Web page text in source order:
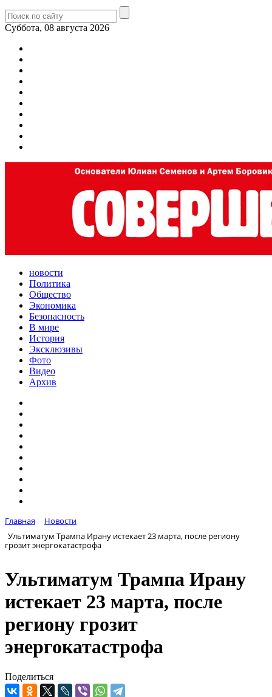
Суббота, 08 августа 2026
новости
Политика
Общество
Экономика
Безопасность
В мире
История
Эксклюзивы
Фото
Видео
Архив
Главная
Новости
Ультиматум Трампа Ирану истекает 23 марта, после региону
грозит энергокатастрофа
Ультиматум Трампа Ирану
истекает 23 марта, после
региону грозит
энергокатастрофа
Поделиться